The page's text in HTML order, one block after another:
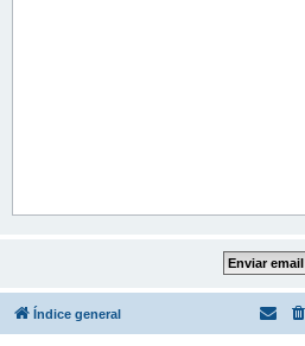
Índice general